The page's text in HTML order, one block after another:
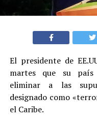
El presidente de
martes que su
eliminar a las
designado como
el Caribe.